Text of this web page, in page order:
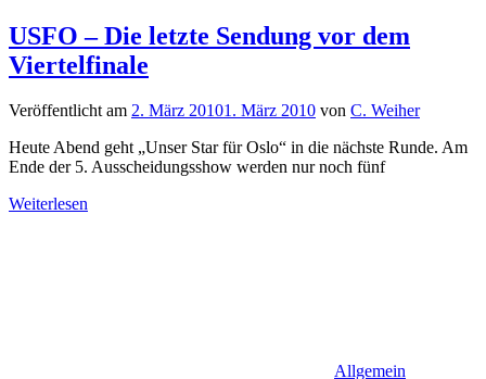
USFO – Die letzte Sendung vor dem
Viertelfinale
Veröffentlicht am 2. März 20101. März 2010 von C. Weiher
Heute Abend geht „Unser Star für Oslo“ in die nächste Runde. Am
Ende der 5. Ausscheidungsshow werden nur noch fünf
Weiterlesen
Allgemein